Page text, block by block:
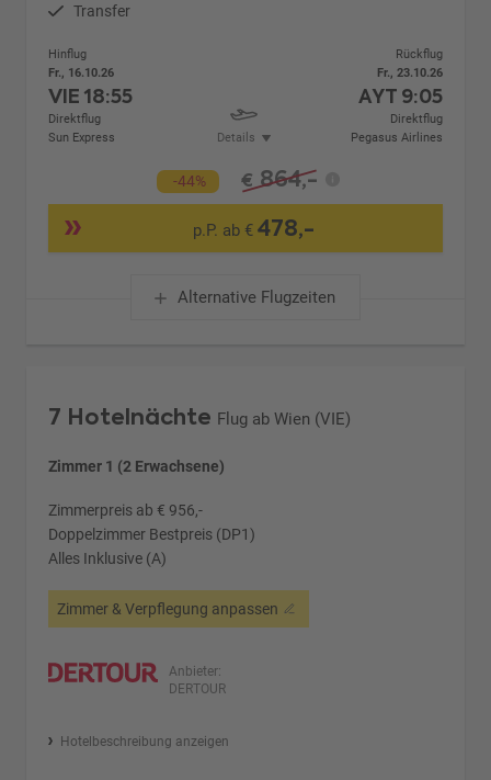
Transfer
Hinflug
Fr., 16.10.26
VIE18:55
Direktflug
Sun Express
Details
Rückflug
Fr., 23.10.26
AYT 9:05
Direktflug
Pegasus Airlines
-44% € 864,-
p.P. ab € 478,-
Alternative Flugzeiten
7 Hotelnächte Flug ab Wien (VIE)
Zimmer 1 (2 Erwachsene)
Zimmerpreis ab € 956,-
Doppelzimmer Bestpreis (DP1)
Alles Inklusive (A)
Zimmer & Verpflegung anpassen
Anbieter:
DERTOUR
Hotelbeschreibung anzeigen